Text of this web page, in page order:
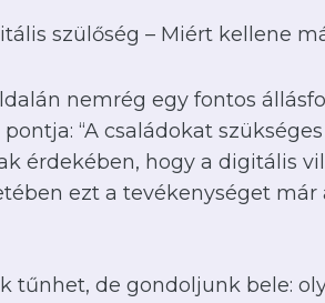
szülőség – Miért kellene
nemrég egy fontos
“A családokat
érdekében, hogy a digitális
ezt a tevékenységet
tűnhet, de gondoljunk bele: